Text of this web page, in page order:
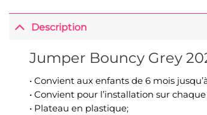
Description
Jumper Bouncy Grey
• Convient aux enfants de 6 mois
• Convient pour l’installation sur
• Plateau en plastique;